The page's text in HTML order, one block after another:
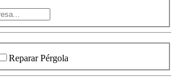
Reparar Pérgola